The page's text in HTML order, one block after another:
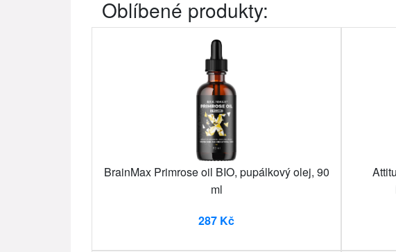
Oblíbené produkty:
BrainMax Primrose oil BIO, pupálkový olej, 90
ml
287 Kč